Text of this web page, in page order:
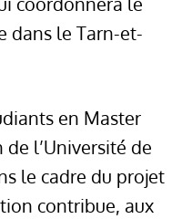
dans le Tarn-et-
en Master
l’Université de
le cadre du projet
contribue, aux